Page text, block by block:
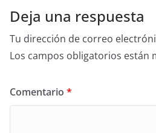
Deja una respuesta
Tu dirección de correo
Los campos obligatorios están
Comentario *